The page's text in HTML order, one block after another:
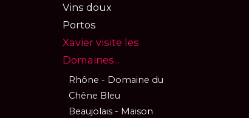
Vins doux
Portos
Xavier visite les
Domaines...
Rhône - Domaine du
Chêne Bleu
Beaujolais - Maison